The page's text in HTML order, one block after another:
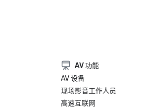
AV 功能
AV 设备
现场影音工作人员
高速互联网